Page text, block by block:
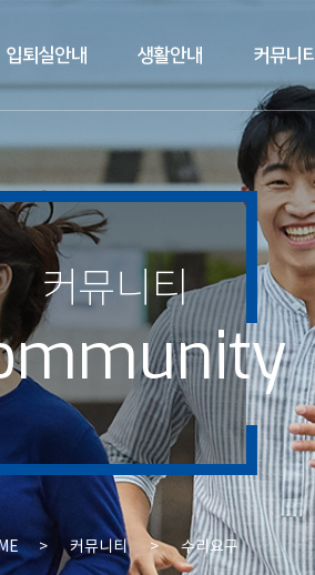
입퇴실안내 생활안내 커뮤니티
커뮤니티
> 커뮤니티 > 수리요구